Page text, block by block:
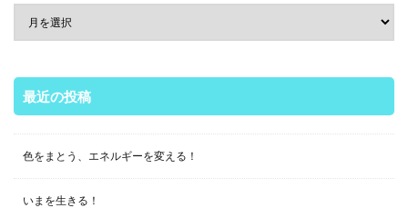
最近の投稿
色をまとう、エネルギーを変える！
いまを生きる！